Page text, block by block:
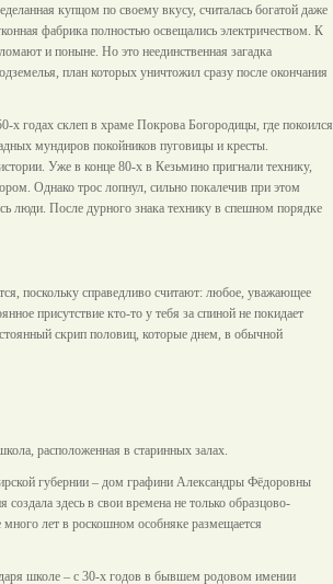
купцом по своему вкусу, считалась богатой даже
фабрика полностью освещались электричеством. К
и поныне. Но это неединственная загадка
план которых уничтожил сразу после окончания
годах склеп в храме Покрова Богородицы, где покоился
мундиров покойников пуговицы и кресты.
Уже в конце 80-х в Кезьмино пригнали технику,
Однако трос лопнул, сильно покалечив при этом
люди. После дурного знака технику в спешном порядке
поскольку справедливо считают: любое, уважающее
присутствие кто-то у тебя за спиной не покидает
скрип половиц, которые днем, в обычной
расположенная в старинных залах.
губернии – дом графини Александры Фёдоровны
здесь в свои времена не только образцово-
лет в роскошном особняке размещается
школе – с 30-х годов в бывшем родовом имении